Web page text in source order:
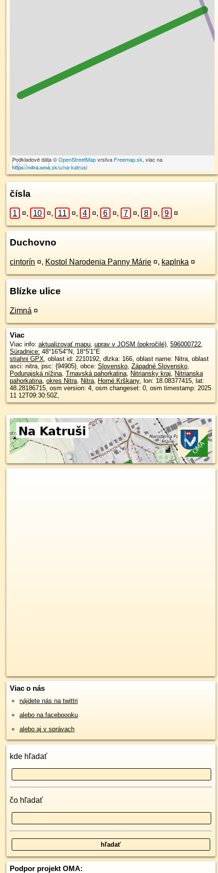
30 m
Podkladové dáta ©OpenStreetMapvrstva Freemap.sk, viac na
https://nitra.oma.sk/u/na-katrusi
čísla
1 ¤, 10 ¤, 11 ¤, 4 ¤, 6 ¤, 7 ¤, 8 ¤, 9 ¤
Duchovno
cintorín ¤, Kostol Narodenia Panny Márie ¤, kaplnka ¤
Blízke ulice
Zimná ¤
Viac
Viac info: aktualizovať mapu, uprav v JOSM (pokročilé), 596000722,
Súradnice: 48°16'54"N, 18°5'1"E
stiahni GPX, oblast id: 2210192, dlzka: 166, oblast name: Nitra, oblast
asci: nitra, psc: {94905}, obce: Slovensko, Západné Slovensko,
Podunajská nížina, Trnavská pahorkatina, Nitriansky kraj, Nitrianska
pahorkatina, okres Nitra, Nitra, Horné Krškany, lon: 18.08377415, lat:
48.28186715, osm version: 4, osm changeset: 0, osm timestamp: 2025
11 12T09:30:50Z,
Viac o nás
nájdete nás na twittri
alebo na faceboooku
alebo aj v správach
kde hľadať
čo hľadať
Podpor projekt OMA: